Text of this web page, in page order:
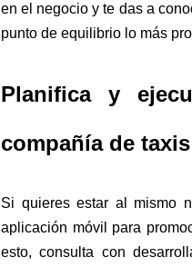
en el negocio y te das a
punto de equilibrio lo más
Planifica y
compañía de taxis
Si quieres estar al mismo
aplicación móvil para
esto, consulta con